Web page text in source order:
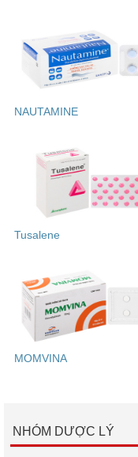
NAUTAMINE
Tusalene
MOMVINA
NHÓM DƯỢC LÝ